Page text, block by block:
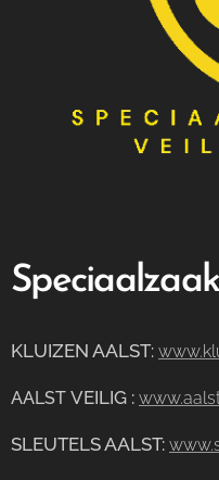
KLUIZEN AALST:
AALST VEILIG :
SLEUTELS AALST: